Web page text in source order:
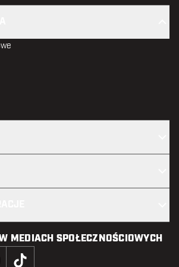
MEDIACH SPOŁECZNOŚCIOWYCH